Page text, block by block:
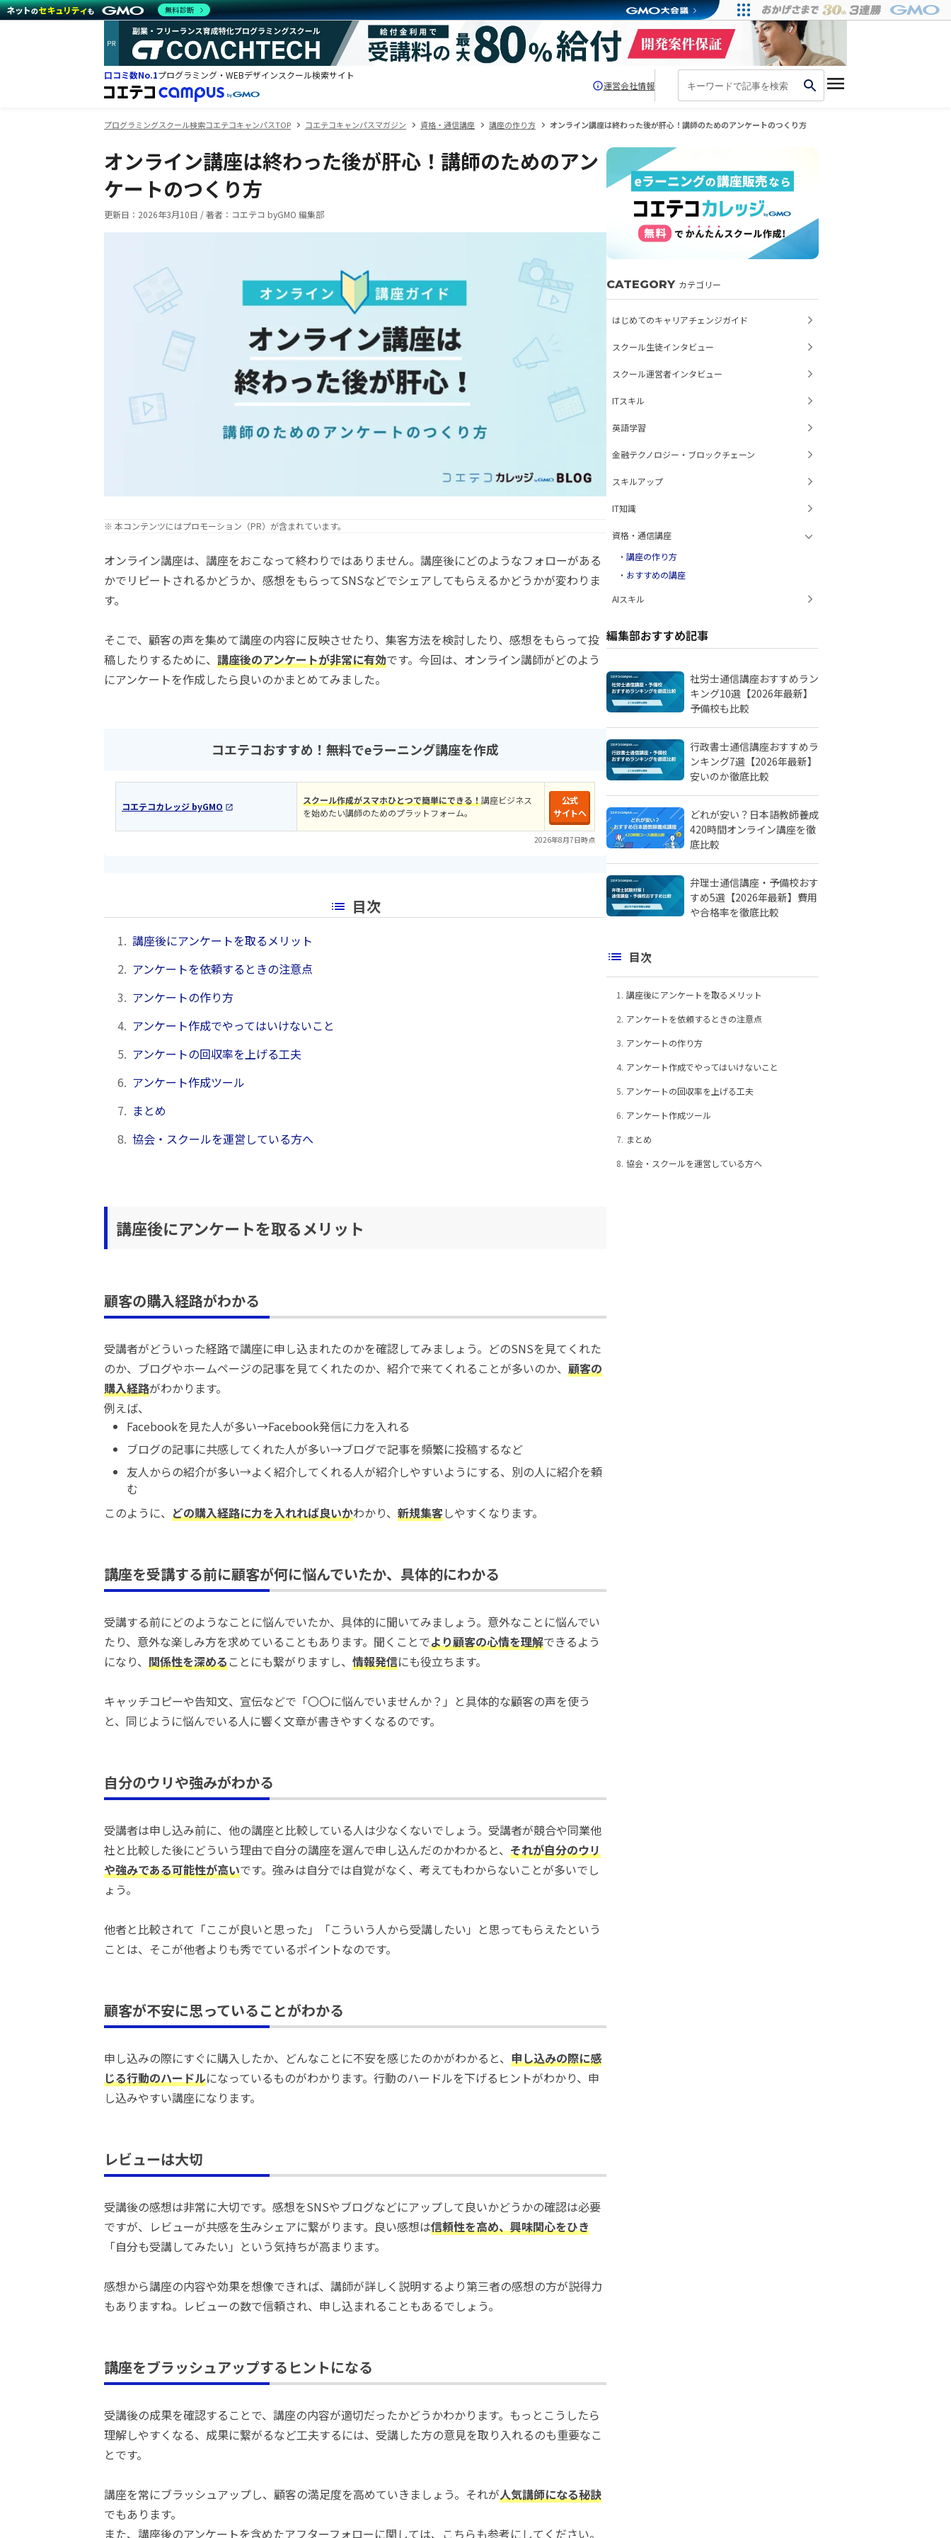
口コミ数No.1プログラミング・WEBデザインスクール検索サイト
運営会社情報
プログラミングスクール検索コエテコキャンパスTOP コエテコキャンパスマガジン 資格・通信講座 講座の作り方 オンライン講座は終わった後が肝心！講師のためのアンケートのつくり方
オンライン講座は終わった後が肝心！講師のためのアン
ケートのつくり方
更新日： 2026年3月10日 /著者：コエテコ byGMO 編集部
※ 本コンテンツにはプロモーション（PR）が含まれています。
オンライン講座は、講座をおこなって終わりではありません。講座後にどのようなフォローがある
かでリピートされるかどうか、感想をもらってSNSなどでシェアしてもらえるかどうかが変わりま
す。
そこで、顧客の声を集めて講座の内容に反映させたり、集客方法を検討したり、感想をもらって投
稿したりするために、 講座後のアンケートが非常に有効です。今回は、オンライン講師がどのよう
にアンケートを作成したら良いのかまとめてみました。
コエテコおすすめ！無料でeラーニング講座を作成
コエテコカレッジ byGMO
スクール作成がスマホひとつで簡単にできる！ 講座ビジネス
を始めたい講師のためのプラットフォーム。
公式
サイトへ
2026年8月7日時点
目次
1. 講座後にアンケートを取るメリット
2. アンケートを依頼するときの注意点
3. アンケートの作り方
4. アンケート作成でやってはいけないこと
5. アンケートの回収率を上げる工夫
6. アンケート作成ツール
7. まとめ
8. 協会・スクールを運営している方へ
講座後にアンケートを取るメリット
顧客の購入経路がわかる
受講者がどういった経路で講座に申し込まれたのかを確認してみましょう。どのSNSを見てくれた
のか、ブログやホームページの記事を見てくれたのか、紹介で来てくれることが多いのか、 顧客の
購入経路がわかります。
例えば、
Facebookを見た人が多い→Facebook発信に力を入れる
ブログの記事に共感してくれた人が多い→ブログで記事を頻繁に投稿するなど
友人からの紹介が多い→よく紹介してくれる人が紹介しやすいようにする、別の人に紹介を頼
む
このように、 どの購入経路に力を入れれば良いかわかり、 新規集客しやすくなります。
講座を受講する前に顧客が何に悩んでいたか、具体的にわかる
受講する前にどのようなことに悩んでいたか、具体的に聞いてみましょう。意外なことに悩んでい
たり、意外な楽しみ方を求めていることもあります。聞くことでより顧客の心情を理解できるよう
になり、 関係性を深める ことにも繋がりますし、 情報発信にも役立ちます。
キャッチコピーや告知文、宣伝などで「〇〇に悩んでいませんか？」と具体的な顧客の声を使う
と、同じように悩んでいる人に響く文章が書きやすくなるのです。
自分のウリや強みがわかる
受講者は申し込み前に、他の講座と比較している人は少なくないでしょう。受講者が競合や同業他
社と比較した後にどういう理由で自分の講座を選んで申し込んだのかわかると、 それが自分のウリ
や強みである可能性が高いです。強みは自分では自覚がなく、考えてもわからないことが多いでし
ょう。
他者と比較されて「ここが良いと思った」「こういう人から受講したい」と思ってもらえたという
ことは、そこが他者よりも秀でているポイントなのです。
顧客が不安に思っていることがわかる
申し込みの際にすぐに購入したか、どんなことに不安を感じたのかがわかると、 申し込みの際に感
じる行動のハードルになっているものがわかります。行動のハードルを下げるヒントがわかり、申
し込みやすい講座になります。
レビューは大切
受講後の感想は非常に大切です。感想をSNSやブログなどにアップして良いかどうかの確認は必要
ですが、レビューが共感を生みシェアに繋がります。良い感想は信頼性を高め、興味関心をひき
「自分も受講してみたい」という気持ちが高まります。
感想から講座の内容や効果を想像できれば、講師が詳しく説明するより第三者の感想の方が説得力
もありますね。レビューの数で信頼され、申し込まれることもあるでしょう。
講座をブラッシュアップするヒントになる
受講後の成果を確認することで、講座の内容が適切だったかどうかわかります。もっとこうしたら
理解しやすくなる、成果に繋がるなど工夫するには、受講した方の意見を取り入れるのも重要なこ
とです。
講座を常にブラッシュアップし、顧客の満足度を高めていきましょう。それが人気講師になる秘訣
でもあります。
また、講座後のアンケートを含めたアフターフォローに関しては、こちらも参考にしてください。
CATEGORY カテゴリー
はじめてのキャリアチェンジガイド
スクール生徒インタビュー
スクール運営者インタビュー
ITスキル
英語学習
金融テクノロジー・ブロックチェーン
スキルアップ
IT知識
資格・通信講座
講座の作り方
おすすめの講座
AIスキル
編集部おすすめ記事
社労士通信講座おすすめラン
キング10選【2026年最新】
予備校も比較
行政書士通信講座おすすめラ
ンキング7選【2026年最新】
安いのか徹底比較
どれが安い？日本語教師養成
420時間オンライン講座を徹
底比較
弁理士通信講座・予備校おす
すめ5選【2026年最新】費用
や合格率を徹底比較
目次
1. 講座後にアンケートを取るメリット
2. アンケートを依頼するときの注意点
3. アンケートの作り方
4. アンケート作成でやってはいけないこと
5. アンケートの回収率を上げる工夫
6. アンケート作成ツール
7. まとめ
8. 協会・スクールを運営している方へ
無料診断